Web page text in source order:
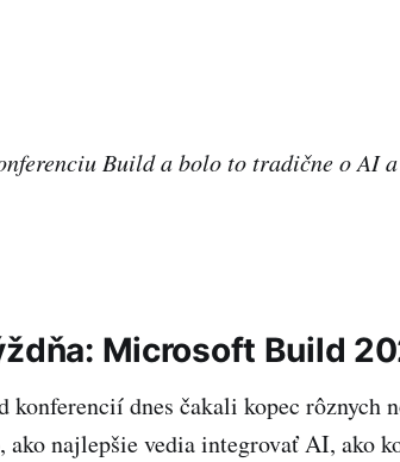
Build a bolo to tradične o AI
Microsoft Build
konferencií dnes čakali kopec rôznych
ako najlepšie vedia integrovať AI, ako